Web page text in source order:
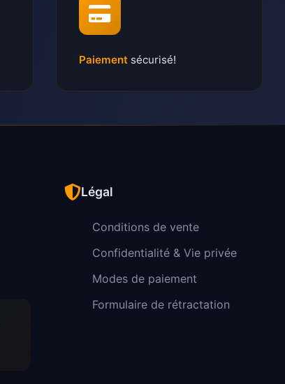
Paiement sécurisé!
Légal
Conditions de vente
Confidentialité & Vie privée
Modes de paiement
Formulaire de rétractation